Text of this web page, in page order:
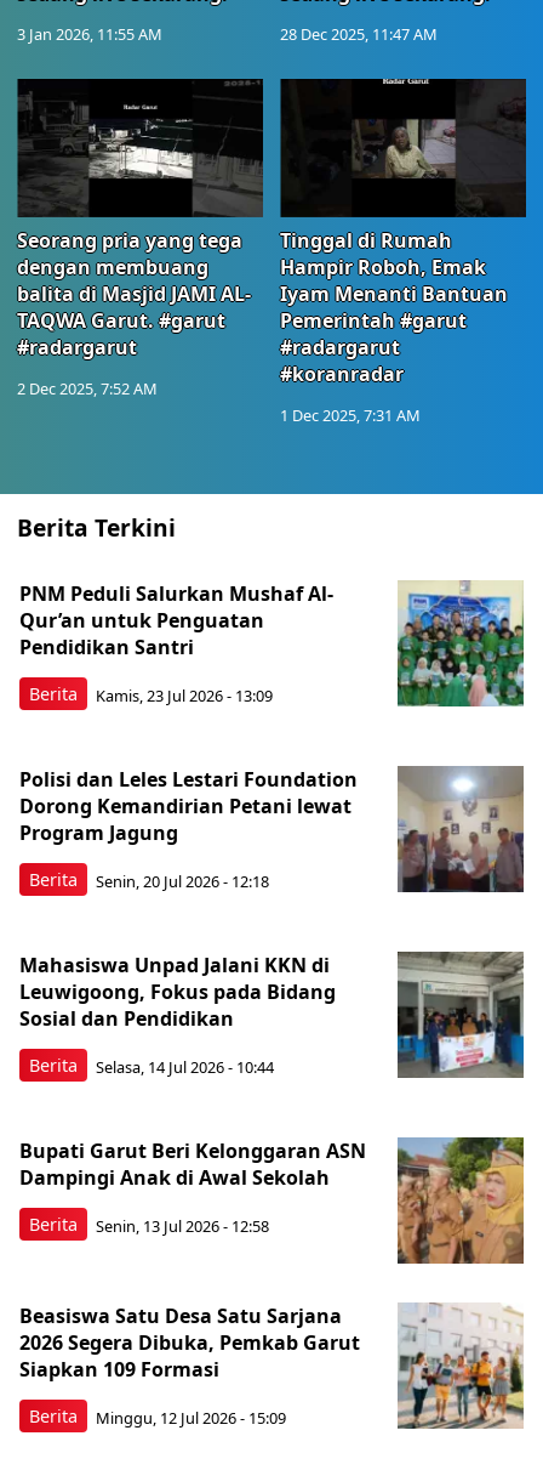
3 Jan 2026, 11:55 AM 28 Dec 2025, 11:47 AM
Seorang pria yang tega
dengan membuang
balita di Masjid JAMI AL-
TAQWA Garut. #garut
#radargarut
2 Dec 2025, 7:52 AM
Tinggal di Rumah
Hampir Roboh, Emak
Iyam Menanti Bantuan
Pemerintah #garut
#radargarut
#koranradar
1 Dec 2025, 7:31 AM
Berita Terkini
Berita
PNM Peduli Salurkan Mushaf Al-
Qur’an untuk Penguatan
Pendidikan Santri
Kamis, 23 Jul 2026 - 13:09
Berita
Polisi dan Leles Lestari Foundation
Dorong Kemandirian Petani lewat
Program Jagung
Senin, 20 Jul 2026 - 12:18
Berita
Mahasiswa Unpad Jalani KKN di
Leuwigoong, Fokus pada Bidang
Sosial dan Pendidikan
Selasa, 14 Jul 2026 - 10:44
Berita
Bupati Garut Beri Kelonggaran ASN
Dampingi Anak di Awal Sekolah
Senin, 13 Jul 2026 - 12:58
Berita
Beasiswa Satu Desa Satu Sarjana
2026 Segera Dibuka, Pemkab Garut
Siapkan 109 Formasi
Minggu, 12 Jul 2026 - 15:09